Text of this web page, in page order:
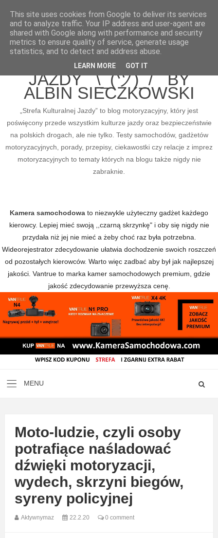
BLOG MOTORYZACYJNY
STREFA KULTURALNEJ
JAZDY ¯\_(ツ)_/¯ BY
ALBIN SIECZKOWSKI
„Strefa Kulturalnej Jazdy” to blog motoryzacyjny, który jest
poświęcony przede wszystkim kulturze jazdy oraz bezpieczeństwie
na polskich drogach, ale nie tylko. Testy samochodów, gadżetów
motoryzacyjnych, porady, przepisy, ciekawostki czy relacje z imprez
motoryzacyjnych to tematy których na blogu także nigdy nie
zabraknie.
Kamera samochodowa to niezwykle użyteczny gadżet każdego
kierowcy. Lepiej mieć swoją ,,czarną skrzynkę" i oby się nigdy nie
przydała niż jej nie mieć a żeby choć raz była potrzebna.
Wideorejestrator zdecydowanie ułatwia dochodzenie swoich roszczeń
od pozostałych kierowców. Warto więc zadbać aby był jak najlepszej
jakości. Vantrue to marka kamer samochodowych premium, gdzie
jakość zdecydowanie przewyższa cenę.
Moto-ludzie, czyli osoby
potrafiące naśladować
dźwięki motoryzacji,
wydech, skrzyni biegów,
syreny policyjnej
Aktywnymaz 22.2.20 0 comment
This site uses cookies from Google to deliver its services
and to analyze traffic. Your IP address and user-agent are
shared with Google along with performance and security
metrics to ensure quality of service, generate usage
statistics, and to detect and address abuse.
LEARN MORE GOT IT